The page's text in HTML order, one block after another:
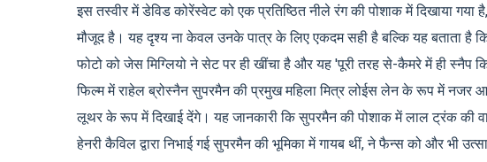
इस तस्वीर में डेविड कोरेंस्वेट को एक प्रतिष्ठित नीले रंग की पोशाक में दिखाया
मौजूद है। यह दृश्य ना केवल उनके पात्र के लिए एकदम सही है बल्कि यह बताता है
फोटो को जेस मिग्लियो ने सेट पर ही खींचा है और यह 'पूरी तरह से-कैमरे में ही स्नैप
फिल्म में राहेल ब्रोस्नैन सुपरमैन की प्रमुख महिला मित्र लोईस लेन के रूप में
लूथर के रूप में दिखाई देंगे। यह जानकारी कि सुपरमैन की पोशाक में लाल ट्रंक की
हेनरी कैविल द्वारा निभाई गई सुपरमैन की भूमिका में गायब थीं, ने फैन्स को और भी